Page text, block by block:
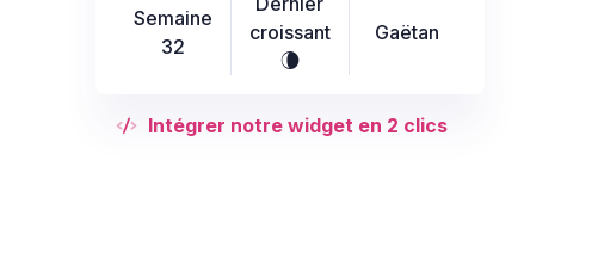
Semaine
32
croissant
V
Gaëtan
Intégrer notre widget en 2 clics